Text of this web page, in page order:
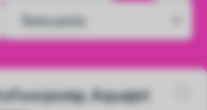
Aquajet